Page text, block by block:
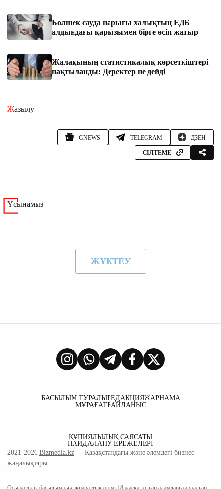
Бөлшек сауда нарығы халықтың ЕДБ
алдындағы қарызымен бірге өсіп жатыр
Жалақының статистикалық көрсеткіштері
нақтыланды: Деректер не дейді
Жазылу
GNEWS TELEGRAM ДЗЕН
СІЛТЕМЕ
Ұсынамыз
ЖҮКТЕУ
БАСЫЛЫМ ТУРАЛЫРЕДАКЦИЯЖАРНАМА
МҰРАҒАТБАЙЛАНЫС
ҚҰПИЯЛЫЛЫҚ САЯСАТЫ
ПАЙДАЛАНУ ЕРЕЖЕЛЕРІ
2021-2026 Bizmedia.kz — Қазақстандағы және әлемдегі бизнес
жаңалықтары
Осы желілік басылымның ақпараттық өнімі 18 жасқа толған адамдарға арналған